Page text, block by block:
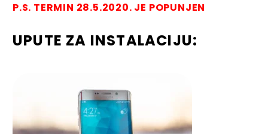
P.S. TERMIN 28.5.2020. JE POPUNJEN
UPUTE ZA INSTALACIJU: